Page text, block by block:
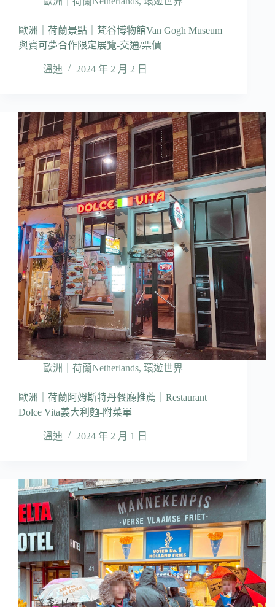
歐洲｜荷蘭景點｜梵谷博物館Van Gogh Museum
與寶可夢合作限定展覽-交通/票價
溫迪 2024 年 2 月 2 日
歐洲｜荷蘭Netherlands, 環遊世界
歐洲｜荷蘭阿姆斯特丹餐廳推薦｜Restaurant
Dolce Vita義大利麵-附菜單
溫迪 2024 年 2 月 1 日